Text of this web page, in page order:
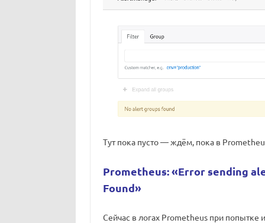
Тут пока пусто — ждём, пока в
Prometheus: «Error sending
Found»
Сейчас в логах Prometheus при попытке